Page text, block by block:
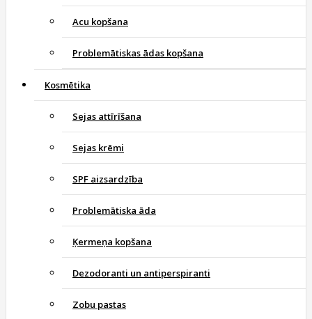
Acu kopšana
Problemātiskas ādas kopšana
Kosmētika
Sejas attīrīšana
Sejas krēmi
SPF aizsardzība
Problemātiska āda
Ķermeņa kopšana
Dezodoranti un antiperspiranti
Zobu pastas